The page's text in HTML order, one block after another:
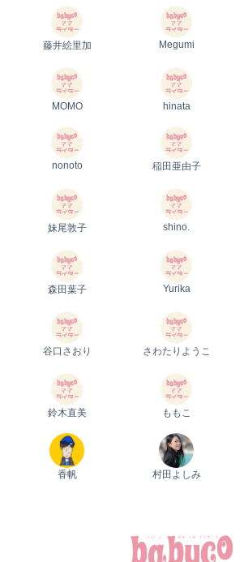
藤井絵里加 Megumi
MOMO hinata
nonoto 稲田亜由子
妹尾敦子 shino.
森田葉子 Yurika
谷口さおり さわたりようこ
鈴木直美 ももこ
香帆 村田よしみ